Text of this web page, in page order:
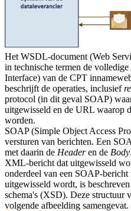
Het WSDL-document (Web
in technische termen de
Interface) van de CPT
beschrijft de operaties, inclusief
protocol (in dit geval SOAP)
uitgewisseld en de URL waarop
worden.
SOAP (Simple Object Access
versturen van berichten. Een
met daarin de Headeren de Body
XML-bericht dat uitgewisseld
onderdeel van een SOAP-
uitgewisseld wordt, is
schema's (XSD). Deze structuur
volgende afbeelding samengevat.